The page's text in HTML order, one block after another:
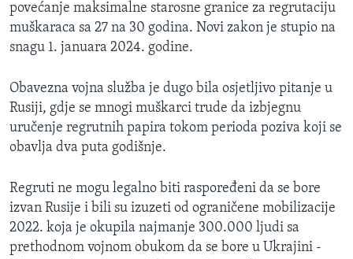
povećanje maksimalne starosne granice za regrutaciju
muškaraca sa 27 na 30 godina. Novi zakon je stupio na
snagu 1. januara 2024. godine.
Obavezna vojna služba je dugo bila osjetljivo pitanje u
Rusiji, gdje se mnogi muškarci trude da izbjegnu
uručenje regrutnih papira tokom perioda poziva koji se
obavlja dva puta godišnje.
Regruti ne mogu legalno biti raspoređeni da se bore
izvan Rusije i bili su izuzeti od ograničene mobilizacije
2022. koja je okupila najmanje 300.000 ljudi sa
prethodnom vojnom obukom da se bore u Ukrajini -